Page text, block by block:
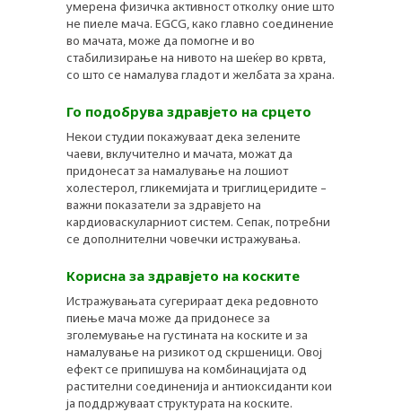
умерена физичка активност отколку оние што
не пиеле мача. EGCG, како главно соединение
во мачата, може да помогне и во
стабилизирање на нивото на шеќер во крвта,
со што се намалува гладот и желбата за храна.
Го подобрува здравјето на срцето
Некои студии покажуваат дека зелените
чаеви, вклучително и мачата, можат да
придонесат за намалување на лошиот
холестерол, гликемијата и триглицеридите –
важни показатели за здравјето на
кардиоваскуларниот систем. Сепак, потребни
се дополнителни човечки истражувања.
Корисна за здравјето на коските
Истражувањата сугерираат дека редовното
пиење мача може да придонесе за
зголемување на густината на коските и за
намалување на ризикот од скршеници. Овој
ефект се припишува на комбинацијата од
растителни соединенија и антиоксиданти кои
ја поддржуваат структурата на коските.